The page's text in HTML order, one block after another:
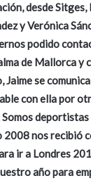
desde Sitges,
y Verónica
podido
de Mallorca y
Jaime se
con ella por
2008 nos recibió
ir a Londres
año para